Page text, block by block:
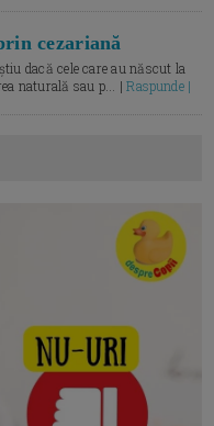
cezariană
dacă cele care au născut la
naturală sau p... |Raspunde |